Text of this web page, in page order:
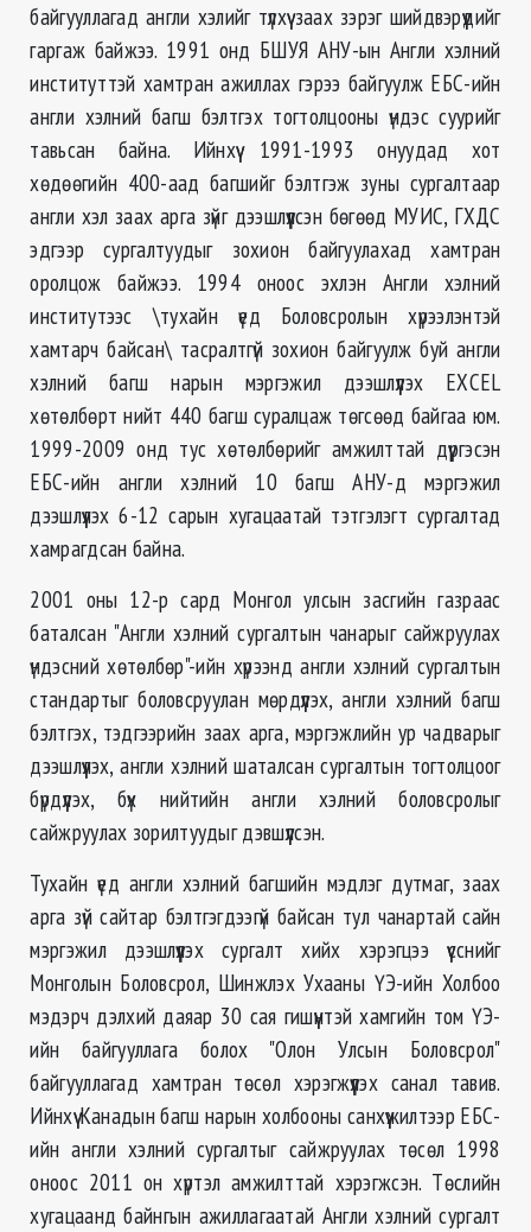
байгууллагад англи хэлийг түлхүү заах зэрэг шийдвэрүүдийг
гаргаж байжээ. 1991 онд БШУЯ АНУ-ын Англи хэлний
институттэй хамтран ажиллах гэрээ байгуулж ЕБС-ийн
англи хэлний багш бэлтгэх тогтолцооны үндэс суурийг
тавьсан байна. Ийнхүү 1991-1993 онуудад хот
хөдөөгийн 400-аад багшийг бэлтгэж зуны сургалтаар
англи хэл заах арга зүйг дээшлүүлсэн бөгөөд МУИС, ГХДС
эдгээр сургалтуудыг зохион байгуулахад хамтран
оролцож байжээ. 1994 оноос эхлэн Англи хэлний
институтээс \тухайн үед Боловсролын хүрээлэнтэй
хамтарч байсан\ тасралтгүй зохион байгуулж буй англи
хэлний багш нарын мэргэжил дээшлүүлэх EXCEL
хөтөлбөрт нийт 440 багш суралцаж төгсөөд байгаа юм.
1999-2009 онд тус хөтөлбөрийг амжилттай дүүргэсэн
ЕБС-ийн англи хэлний 10 багш АНУ-д мэргэжил
дээшлүүлэх 6-12 сарын хугацаатай тэтгэлэгт сургалтад
хамрагдсан байна.
2001 оны 12-р сард Монгол улсын засгийн газраас
баталсан "Англи хэлний сургалтын чанарыг сайжруулах
үндэсний хөтөлбөр"-ийн хүрээнд англи хэлний сургалтын
стандартыг боловсруулан мөрдүүлэх, англи хэлний багш
бэлтгэх, тэдгээрийн заах арга, мэргэжлийн ур чадварыг
дээшлүүлэх, англи хэлний шаталсан сургалтын тогтолцоог
бүрдүүлэх, бүх нийтийн англи хэлний боловсролыг
сайжруулах зорилтуудыг дэвшүүлсэн.
Тухайн үед англи хэлний багшийн мэдлэг дутмаг, заах
арга зүй сайтар бэлтгэгдээгүй байсан тул чанартай сайн
мэргэжил дээшлүүлэх сургалт хийх хэрэгцээ үүсснийг
Монголын Боловсрол, Шинжлэх Ухааны ҮЭ-ийн Холбоо
мэдэрч дэлхий даяар 30 сая гишүүнтэй хамгийн том ҮЭ-
ийн байгууллага болох "Олон Улсын Боловсрол"
байгууллагад хамтран төсөл хэрэгжүүлэх санал тавив.
Ийнхүү Канадын багш нарын холбооны санхүүжилтээр ЕБС-
ийн англи хэлний сургалтыг сайжруулах төсөл 1998
оноос 2011 он хүртэл амжилттай хэрэгжсэн. Төслийн
хугацаанд байнгын ажиллагаатай Англи хэлний сургалт